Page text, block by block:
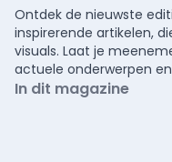
Ontdek de nieuwste
inspirerende artikelen,
visuals. Laat je
actuele onderwerpen
In dit magazine